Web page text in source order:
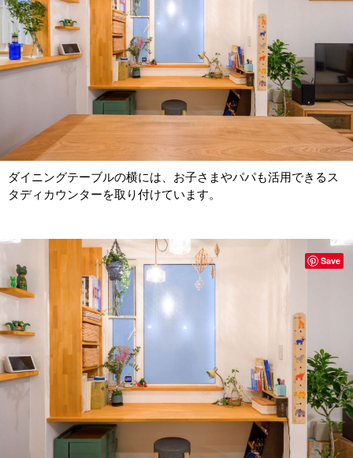
ダイニングテーブルの横には、お子さまやパパも活用できるス
タディカウンターを取り付けています。
Save